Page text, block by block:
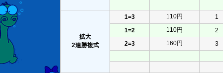
拡大
2連勝複式
1=3 110円
1
1=2
110円
2
2=3
160円 3